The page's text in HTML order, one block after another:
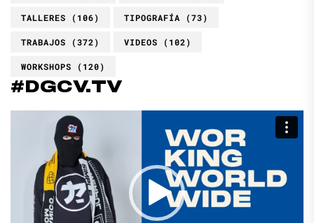
TALLERES (106) TIPOGRAFÍA (73)
TRABAJOS (372) VIDEOS (102)
WORKSHOPS (120)
#DGCV.TV
Reproductor
vídeo